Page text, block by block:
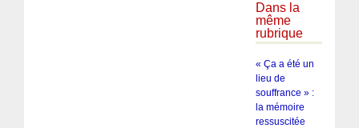
Dans la
même
rubrique
« Ça a été un
lieu de
souffrance » :
la mémoire
ressuscitée